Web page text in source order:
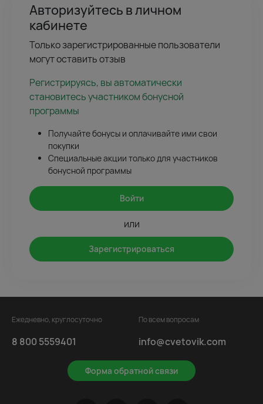
Авторизуйтесь в личном
кабинете
Только зарегистрированные пользователи
могут оставить отзыв
Регистрируясь, вы автоматически
становитесь участником бонусной
программы
Получайте бонусы и оплачивайте ими свои
покупки
Специальные акции только для участников
бонусной программы
Войти
или
Зарегистрироваться
Ежедневно, круглосуточно
8 800 5559401
Форма обратной связи
По всем вопросам
info@cvetovik.com